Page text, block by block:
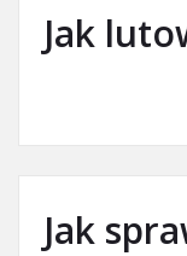
Jak
Jak